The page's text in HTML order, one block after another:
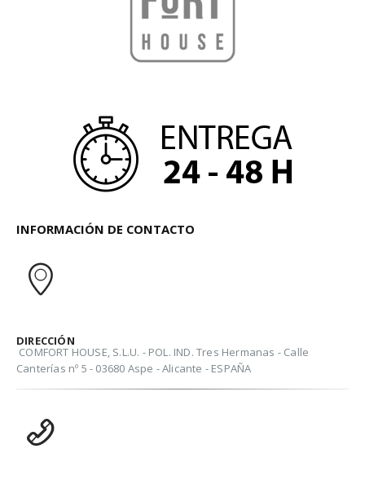
INFORMACIÓN DE CONTACTO
DIRECCIÓN
COMFORT HOUSE, S.L.U. - POL. IND. Tres Hermanas - Calle
Canterías nº 5 - 03680 Aspe - Alicante - ESPAÑA